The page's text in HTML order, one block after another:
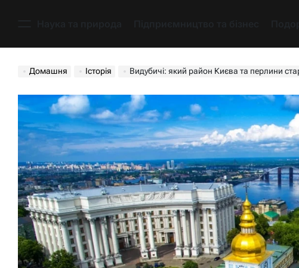
Домашня Історія Видубичі: який район Києва та перлини